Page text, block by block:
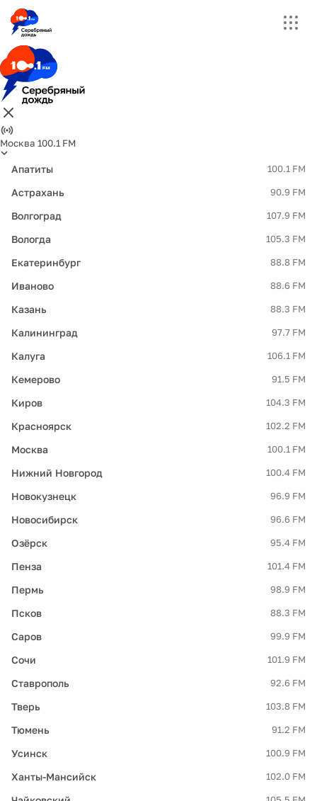
Москва 100.1 FM
Апатиты 100.1 FM
Астрахань 90.9 FM
Волгоград 107.9 FM
Вологда 105.3 FM
Екатеринбург 88.8 FM
Иваново 88.6 FM
Казань 88.3 FM
Калининград 97.7 FM
Калуга 106.1 FM
Кемерово 91.5 FM
Киров 104.3 FM
Красноярск 102.2 FM
Москва 100.1 FM
Нижний Новгород 100.4 FM
Новокузнецк 96.9 FM
Новосибирск 96.6 FM
Озёрск 95.4 FM
Пенза 101.4 FM
Пермь 98.9 FM
Псков 88.3 FM
Саров 99.9 FM
Сочи 101.9 FM
Ставрополь 92.6 FM
Тверь 103.8 FM
Тюмень 91.2 FM
Усинск 100.9 FM
Ханты-Мансийск 102.0 FM